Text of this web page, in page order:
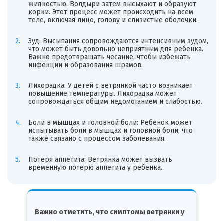
жидкостью. Волдыри затем высыхают и образуют
корки. Этот процесс может происходить на всем
теле, включая лицо, голову и слизистые оболочки.
Зуд: Высыпания сопровождаются интенсивным зудом,
что может быть довольно неприятным для ребенка.
Важно предотвращать чесание, чтобы избежать
инфекции и образования шрамов.
Лихорадка: У детей с ветрянкой часто возникает
повышение температуры. Лихорадка может
сопровождаться общим недомоганием и слабостью.
Боли в мышцах и головной боли: Ребенок может
испытывать боли в мышцах и головной боли, что
также связано с процессом заболевания.
Потеря аппетита: Ветрянка может вызвать
временную потерю аппетита у ребенка.
Важно отметить, что симптомы ветрянки у